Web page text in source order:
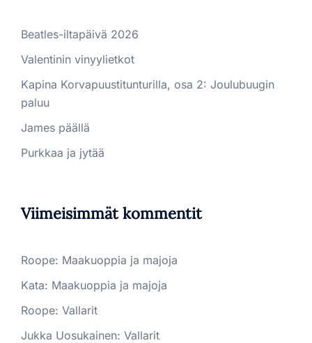
Beatles-iltapäivä 2026
Valentinin vinyylietkot
Kapina Korvapuustitunturilla, osa 2: Joulubuugin
paluu
James päällä
Purkkaa ja jytää
Viimeisimmät kommentit
Roope: Maakuoppia ja majoja
Kata: Maakuoppia ja majoja
Roope: Vallarit
Jukka Uosukainen: Vallarit